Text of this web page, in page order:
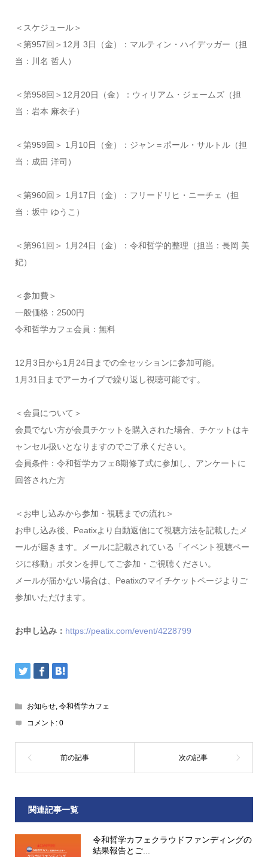
＜スケジュール＞
＜第957回＞12月 3日（金）：マルティン・ハイデッガー（担
当：川名 哲人）
＜第958回＞12月20日（金）：ウィリアム・ジェームズ（担
当：岩本 麻衣子）
＜第959回＞ 1月10日（金）：ジャン＝ポール・サルトル（担
当：成田 洋司）
＜第960回＞ 1月17日（金）：フリードリヒ・ニーチェ（担
当：坂中 ゆうこ）
＜第961回＞ 1月24日（金）：令和哲学的整理（担当：長岡 美
妃）
＜参加費＞
一般価格：2500円
令和哲学カフェ会員：無料
12月3日から1月24日までの全セッションに参加可能。
1月31日までアーカイブで繰り返し視聴可能です。
＜会員について＞
会員でない方が会員チケットを購入された場合、チケットはキ
ャンセル扱いとなりますのでご了承ください。
会員条件：令和哲学カフェ8期修了式に参加し、アンケートに
回答された方
＜お申し込みから参加・視聴までの流れ＞
お申し込み後、Peatixより自動返信にて視聴方法を記載したメ
ールが届きます。メールに記載されている「イベント視聴ペー
ジに移動」ボタンを押してご参加・ご視聴ください。
メールが届かない場合は、Peatixのマイチケットページよりご
参加いただけます。
お申し込み： https://peatix.com/event/4228799
お知らせ, 令和哲学カフェ
コメント: 0
関連記事一覧
令和哲学カフェクラウドファンディングの
結果報告とご...